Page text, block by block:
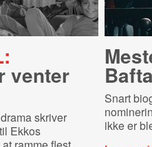
venter
skriver
Ekkos
Snart
ikke er